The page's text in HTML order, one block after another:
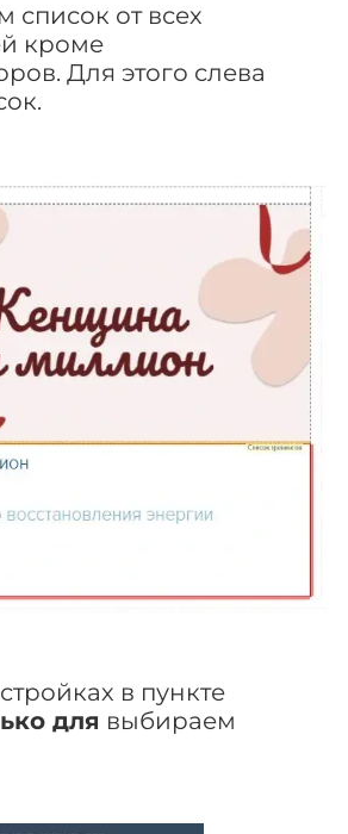
список от всех
кроме
Для этого слева
в пункте
для выбираем